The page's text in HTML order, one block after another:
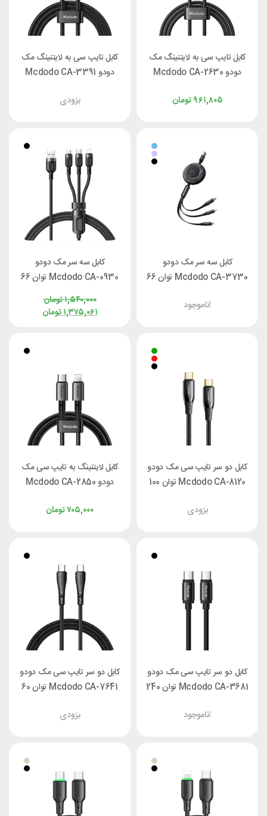
کابل تایپ سی به لایتنینگ مک
دودو Mcdodo CA-2630
تومان۹۶۱,۸۰۵
کابل تایپ سی به لایتنینگ مک
دودو Mcdodo CA-3391
بزودی
کابل سه سر مک دودو
Mcdodo CA-3730 توان 66
ناموجود!
کابل سه سر مک دودو
Mcdodo CA-0930 توان 66
تومان۱,۵۴۰,۰۰۰
تومان۱,۳۷۵,۰۶۱
کابل دو سر تایپ سی مک دودو
Mcdodo CA-8120 توان 100
بزودی
کابل لایتنینگ به تایپ سی مک
دودو Mcdodo CA-2850
تومان۷۰۵,۰۰۰
کابل دو سر تایپ سی مک دودو
Mcdodo CA-3681 توان 240
ناموجود!
کابل دو سر تایپ سی مک دودو
Mcdodo CA-7641 توان 60
بزودی